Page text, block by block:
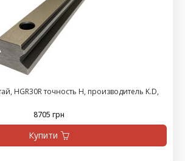
HGR30R точность H, производитель K.D,
8705 грн
Купити